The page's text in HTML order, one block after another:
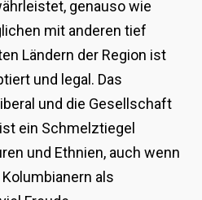
genauso wie
mit anderen tief
Ländern der Region ist
und legal. Das
und die Gesellschaft
ein Schmelztiegel
und Ethnien, auch wenn
als